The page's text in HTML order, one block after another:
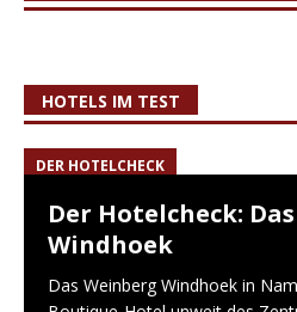
HOTELS IM TEST
DER HOTELCHECK
Der Hotelcheck:
Windhoek
Das Weinberg Windhoek in